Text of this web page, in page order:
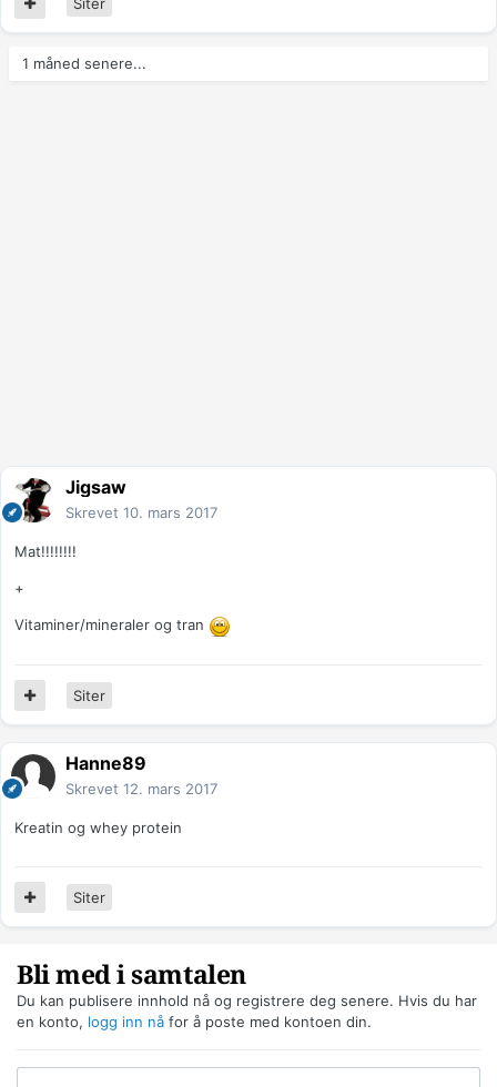
1 måned senere...
Jigsaw
Skrevet 10. mars 2017
Mat!!!!!!!!
+
Vitaminer/mineraler og tran
Siter
Hanne89
Skrevet 12. mars 2017
Kreatin og whey protein
Siter
Bli med i samtalen
Du kan publisere innhold nå og registrere deg senere. Hvis du har
en konto, logg inn nå for å poste med kontoen din.